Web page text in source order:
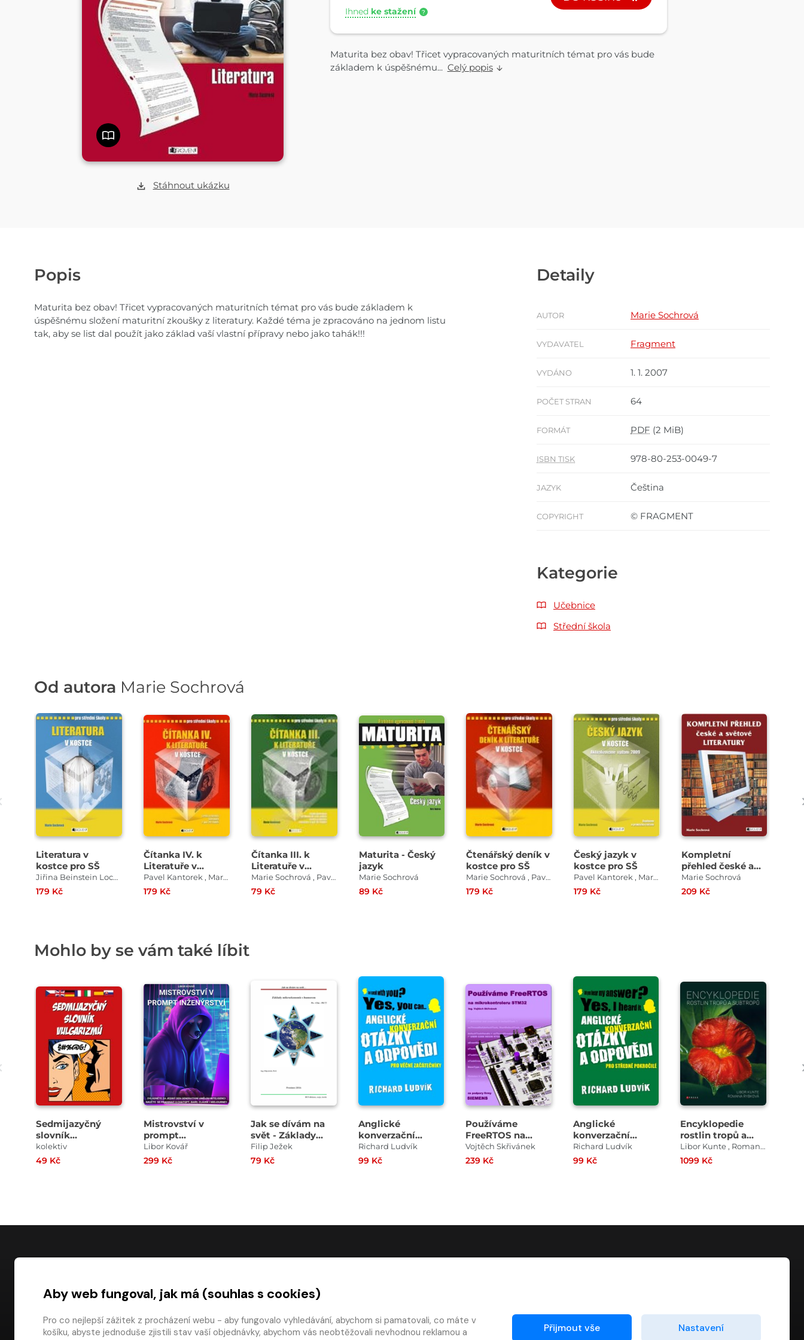
Stáhnout ukázku
Ihned ke stažení ?
Maturita bez obav! Třicet vypracovaných maturitních témat pro vás bude
základem k úspěšnému... Celý popis
Popis
Maturita bez obav! Třicet vypracovaných maturitních témat pro vás bude základem k
úspěšnému složení maturitní zkoušky z literatury. Každé téma je zpracováno na jednom listu
tak, aby se list dal použít jako základ vaší vlastní přípravy nebo jako tahák!!!
Detaily
AUTOR Marie Sochrová
VYDAVATEL Fragment
VYDÁNO 1. 1. 2007
POČET STRAN 64
FORMÁT PDF (2 MiB)
ISBN TISK 978-80-253-0049-7
JAZYK Čeština
COPYRIGHT © FRAGMENT
Kategorie
Učebnice
Střední škola
Od autora Marie Sochrová
Literatura v
kostce pro SŠ
Jiřina Beinstein Lockerová , Pavel Kantorek , Milada Housková , Marie Sochrová
179 Kč
Čítanka IV. k
Literatuře v
kostce pro SŠ
Pavel Kantorek , Marie Sochrová
179 Kč
Čítanka III. k
Literatuře v
kostce pro SŠ
Marie Sochrová , Pavel Kantorek
79 Kč
Maturita - Český
jazyk
Marie Sochrová
89 Kč
Čtenářský deník v
kostce pro SŠ
Marie Sochrová , Pavel Kantorek
179 Kč
Český jazyk v
kostce pro SŠ
Pavel Kantorek , Marie Sochrová
179 Kč
Kompletní
přehled české a
světové literatury
Marie Sochrová
209 Kč
Mohlo by se vám také líbit
Sedmijazyčný
slovník
vulgarismů
kolektiv
49 Kč
Mistrovství v
prompt
inženýrství
Libor Kovář
299 Kč
Jak se dívám na
svět - Základy
mikroekonomie s
humorem, Po-
Filip Ježek
79 Kč
Anglické
konverzační
otázky a odpovědi
pro věčné
Richard Ludvík
99 Kč
Používáme
FreeRTOS na
mikrokontroleru
STM32
Vojtěch Skřivánek
239 Kč
Anglické
konverzační
otázky a odpovědi
pro středně
Richard Ludvík
99 Kč
Encyklopedie
rostlin tropů a
subtropů
Libor Kunte , Romana Rybková
1099 Kč
digiport.cz © 2026
Časté dotazy
Platba
Obchodní podmínky
Kontakty
Články
Aby web fungoval, jak má (souhlas s cookies)
Pro co nejlepší zážitek z procházení webu - aby fungovalo vyhledávání, abychom si pamatovali, co máte v
košíku, abyste jednoduše zjistili stav vaší objednávky, abychom vás neobtěžovali nevhodnou reklamou a
Přijmout vše Nastavení